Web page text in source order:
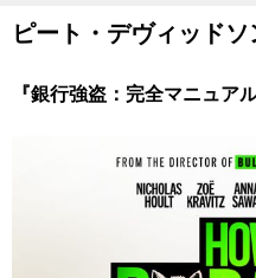
ピート・デヴィッド
『銀行強盗：完全マニュア